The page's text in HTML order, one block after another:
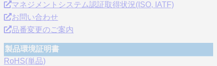
マネジメントシステム認証取得状況(ISO, IATF)
お問い合わせ
品番変更のご案内
製品環境証明書
RoHS(単品)